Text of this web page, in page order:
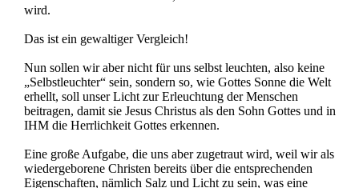
wird.
Das ist ein gewaltiger Vergleich!
Nun sollen wir aber nicht für uns selbst leuchten, also keine
„Selbstleuchter“ sein, sondern so, wie Gottes Sonne die Welt
erhellt, soll unser Licht zur Erleuchtung der Menschen
beitragen, damit sie Jesus Christus als den Sohn Gottes und in
IHM die Herrlichkeit Gottes erkennen.
Eine große Aufgabe, die uns aber zugetraut wird, weil wir als
wiedergeborene Christen bereits über die entsprechenden
Eigenschaften, nämlich Salz und Licht zu sein, was eine